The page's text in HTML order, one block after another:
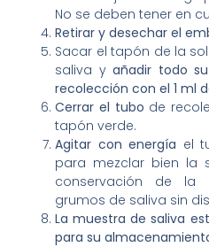
No se deben tener en
Retirar y desechar el
Sacar el tapón de la
saliva yañadir todo
recolección con el 1 ml
Cerrar el tubo de
tapón verde.
Agitar con energía el
para mezclar bien la
conservación de la
grumos de saliva sin
La muestra de saliva
para su